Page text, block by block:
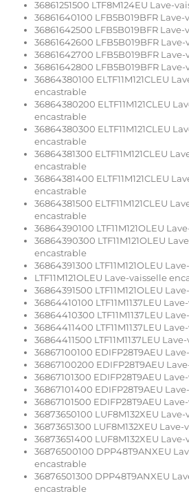
36861251500 LTF8M124EU Lave-
36861640100 LFB5B019BFR
36861642500 LFB5B019BFR
36861642600 LFB5B019BFR
36861642700 LFB5B019BFR
36861642800 LFB5B019BFR
36864380100 ELTF11M121CLEU
encastrable
36864380200 ELTF11M121CLEU
encastrable
36864380300 ELTF11M121CLEU
encastrable
36864381300 ELTF11M121CLEU
encastrable
36864381400 ELTF11M121CLEU
encastrable
36864381500 ELTF11M121CLEU
encastrable
36864390100 LTF11M121OLEU
36864390300 LTF11M121OLEU
encastrable
36864391300 LTF11M121OLEU
LTF11M121OLEU Lave-vaisselle
36864391500 LTF11M121OLEU
36864410100 LTF11M1137LEU
36864410300 LTF11M1137LEU
36864411400 LTF11M1137LEU
36864411500 LTF11M1137LEU
36867100100 EDIFP28T9AEU
36867100200 EDIFP28T9AEU
36867101300 EDIFP28T9AEU
36867101400 EDIFP28T9AEU
36867101500 EDIFP28T9AEU
36873650100 LUF8M132XEU
36873651300 LUF8M132XEU
36873651400 LUF8M132XEU
36876500100 DPP48T9ANXEU
encastrable
36876501300 DPP48T9ANXEU
encastrable